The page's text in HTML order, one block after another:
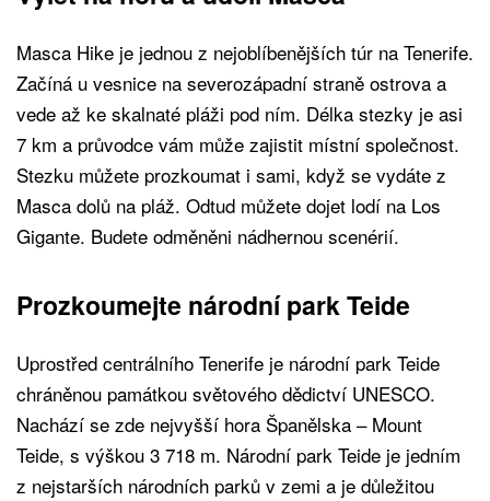
Masca Hike je jednou z nejoblíbenějších túr na Tenerife.
Začíná u vesnice na severozápadní straně ostrova a
vede až ke skalnaté pláži pod ním. Délka stezky je asi
7 km a průvodce vám může zajistit místní společnost.
Stezku můžete prozkoumat i sami, když se vydáte z
Masca dolů na pláž. Odtud můžete dojet lodí na Los
Gigante. Budete odměněni nádhernou scenérií.
Prozkoumejte národní park Teide
Uprostřed centrálního Tenerife je národní park Teide
chráněnou památkou světového dědictví UNESCO.
Nachází se zde nejvyšší hora Španělska – Mount
Teide, s výškou 3 718 m. Národní park Teide je jedním
z nejstarších národních parků v zemi a je důležitou